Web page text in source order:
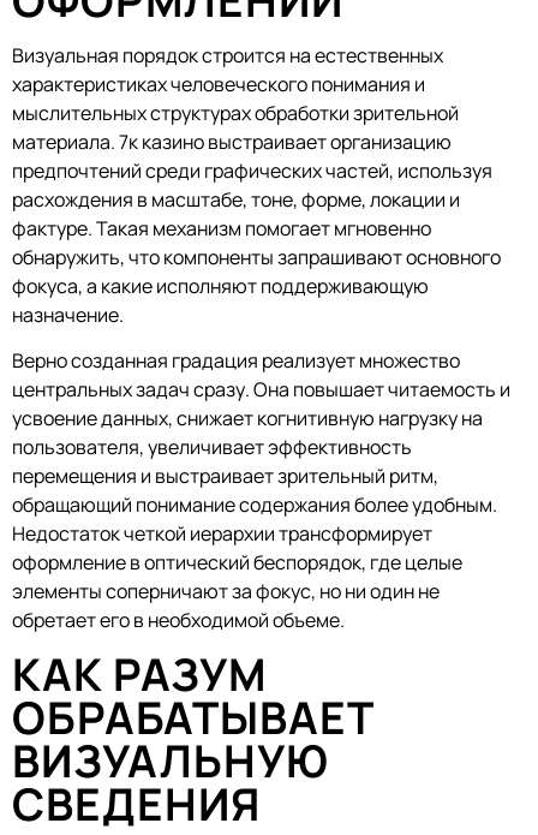
Визуальная порядок строится на естественных
характеристиках человеческого понимания и
мыслительных структурах обработки зрительной
материала. 7к казино выстраивает организацию
предпочтений среди графических частей, используя
расхождения в масштабе, тоне, форме, локации и
фактуре. Такая механизм помогает мгновенно
обнаружить, что компоненты запрашивают основного
фокуса, а какие исполняют поддерживающую
назначение.
Верно созданная градация реализует множество
центральных задач сразу. Она повышает читаемость и
усвоение данных, снижает когнитивную нагрузку на
пользователя, увеличивает эффективность
перемещения и выстраивает зрительный ритм,
обращающий понимание содержания более удобным.
Недостаток четкой иерархии трансформирует
оформление в оптический беспорядок, где целые
элементы соперничают за фокус, но ни один не
обретает его в необходимой объеме.
КАК РАЗУМ
ОБРАБАТЫВАЕТ
ВИЗУАЛЬНУЮ
СВЕДЕНИЯ